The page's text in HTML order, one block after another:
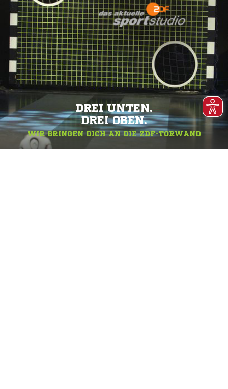
DREI UNTEN.
DREI OBEN.
WIR BRINGEN DICH AN DIE ZDF-TORWAND